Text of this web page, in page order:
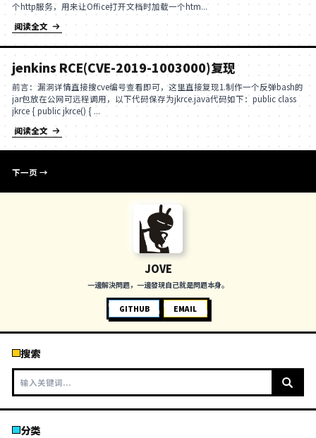
阅读全文
CVE-2021-22205 复现(需要注册和无
说明：CVE-2021-22205是gitlab的一个RCE漏洞，允许用
图片时，执行系统命令。环境：Mac 电脑一台安装
版本：11.9 <= GitLab（CE/EE）&l...
CVE-2021-40444-复现之MSF上线
漏洞详细细节不再赘述，搜索引擎漏洞编号，详细信息
级都有相应的说明。复现环境：1.Windows10 + 正版
个http服务，用来让Office打开文档时加载一个htm...
jenkins RCE(CVE-2019-1003000)复
前言：漏洞详情直接搜cve编号查看即可，这里直接复现
jar包放在公网可远程调用，以下代码保存为jkrce.java代